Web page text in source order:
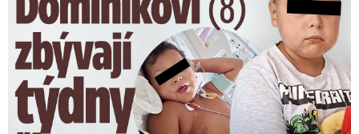
pilo,“ vzpomíná se smíchem Schwarzenberg.